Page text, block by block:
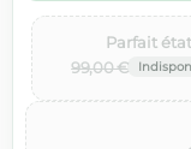
99,00 €
Parfait état‌